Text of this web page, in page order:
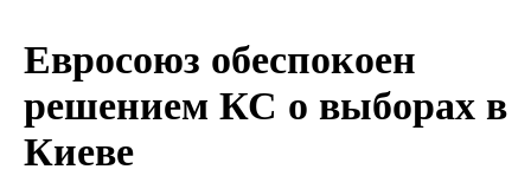
Евросоюз обеспокоен
решением КС о выборах в
Киеве